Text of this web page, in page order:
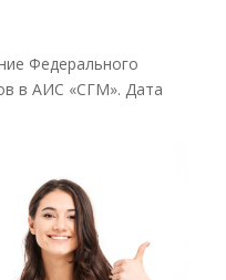
Федерального
в АИС «СГМ». Дата